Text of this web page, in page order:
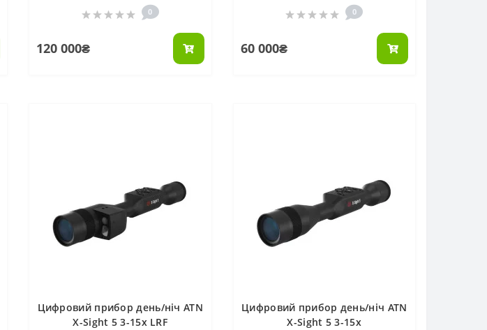
0
120 000₴
0
60 000₴
Цифровий прибор день/ніч ATN
X-Sight 5 3-15х LRF
Цифровий прибор день/ніч ATN
X-Sight 5 3-15х